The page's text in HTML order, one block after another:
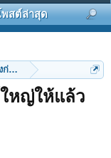
อสร้าง
หญ่ให้แล้ว
พสต์ล่าสุด